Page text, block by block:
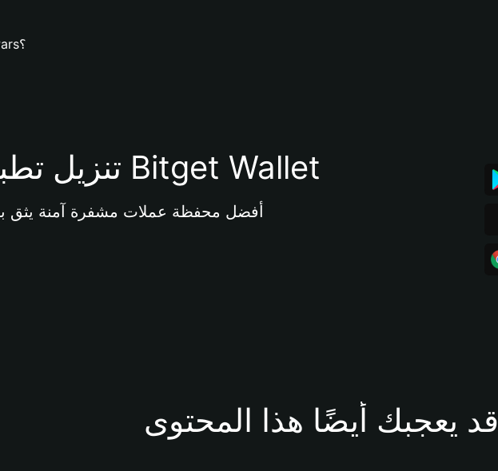
ما هي قيمة عملة Chainwars؟
تنزيل تطبيق محفظة Bitget Wallet
أفضل محفظة عملات مشفرة آمنة يثق بها 40 مليون
قد يعجبك أيضًا هذا المحتوى